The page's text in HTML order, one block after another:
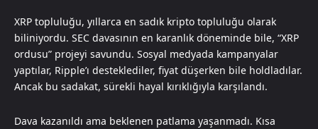
XRP topluluğu, yıllarca en sadık kripto topluluğu olarak
biliniyordu. SEC davasının en karanlık döneminde bile, “XRP
ordusu” projeyi savundu. Sosyal medyada kampanyalar
yaptılar, Ripple’ı desteklediler, fiyat düşerken bile holdladılar.
Ancak bu sadakat, sürekli hayal kırıklığıyla karşılandı.
Dava kazanıldı ama beklenen patlama yaşanmadı. Kısa